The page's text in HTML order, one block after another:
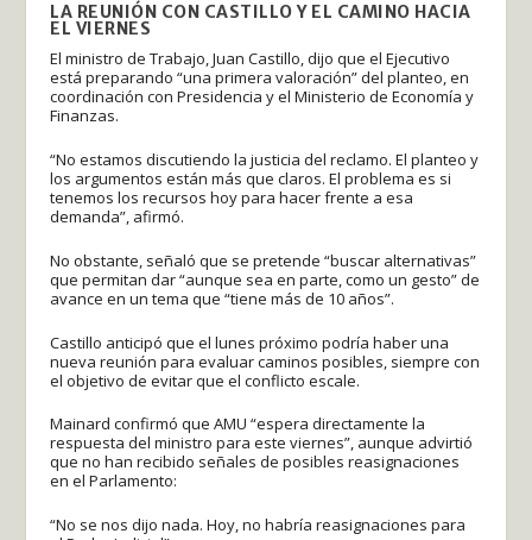
LA REUNIÓN CON CASTILLO Y EL CAMINO HACIA
EL VIERNES
El ministro de Trabajo, Juan Castillo, dijo que el Ejecutivo
está preparando “una primera valoración” del planteo, en
coordinación con Presidencia y el Ministerio de Economía y
Finanzas.
“No estamos discutiendo la justicia del reclamo. El planteo y
los argumentos están más que claros. El problema es si
tenemos los recursos hoy para hacer frente a esa
demanda”, afirmó.
No obstante, señaló que se pretende “buscar alternativas”
que permitan dar “aunque sea en parte, como un gesto” de
avance en un tema que “tiene más de 10 años”.
Castillo anticipó que el lunes próximo podría haber una
nueva reunión para evaluar caminos posibles, siempre con
el objetivo de evitar que el conflicto escale.
Mainard confirmó que AMU “espera directamente la
respuesta del ministro para este viernes”, aunque advirtió
que no han recibido señales de posibles reasignaciones
en el Parlamento:
“No se nos dijo nada. Hoy, no habría reasignaciones para